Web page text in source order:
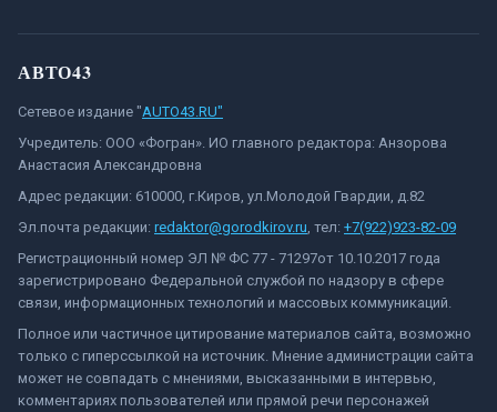
АВТО43
Сетевое издание "AUTO43.RU"
Учредитель: ООО «Фогран». ИО главного редактора: Анзорова
Анастасия Александровна
Адрес редакции: 610000, г.Киров, ул.Молодой Гвардии, д.82
Эл.почта редакции: redaktor@gorodkirov.ru, тел: +7(922)923-82-09
Регистрационный номер ЭЛ № ФС 77 - 71297от 10.10.2017 года
зарегистрировано Федеральной службой по надзору в сфере
связи, информационных технологий и массовых коммуникаций.
Полное или частичное цитирование материалов сайта, возможно
только с гиперссылкой на источник. Мнение администрации сайта
может не совпадать с мнениями, высказанными в интервью,
комментариях пользователей или прямой речи персонажей